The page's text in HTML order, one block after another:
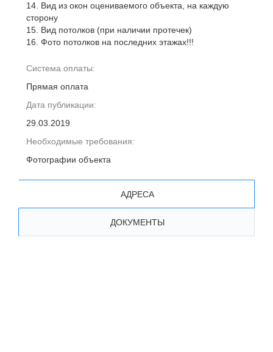
14. Вид из окон оцениваемого объекта, на каждую
сторону
15. Вид потолков (при наличии протечек)
16. Фото потолков на последних этажах!!!
Система оплаты:
Прямая оплата
Дата публикации:
29.03.2019
Необходимые требования:
Фотографии объекта
АДРЕСА
ДОКУМЕНТЫ